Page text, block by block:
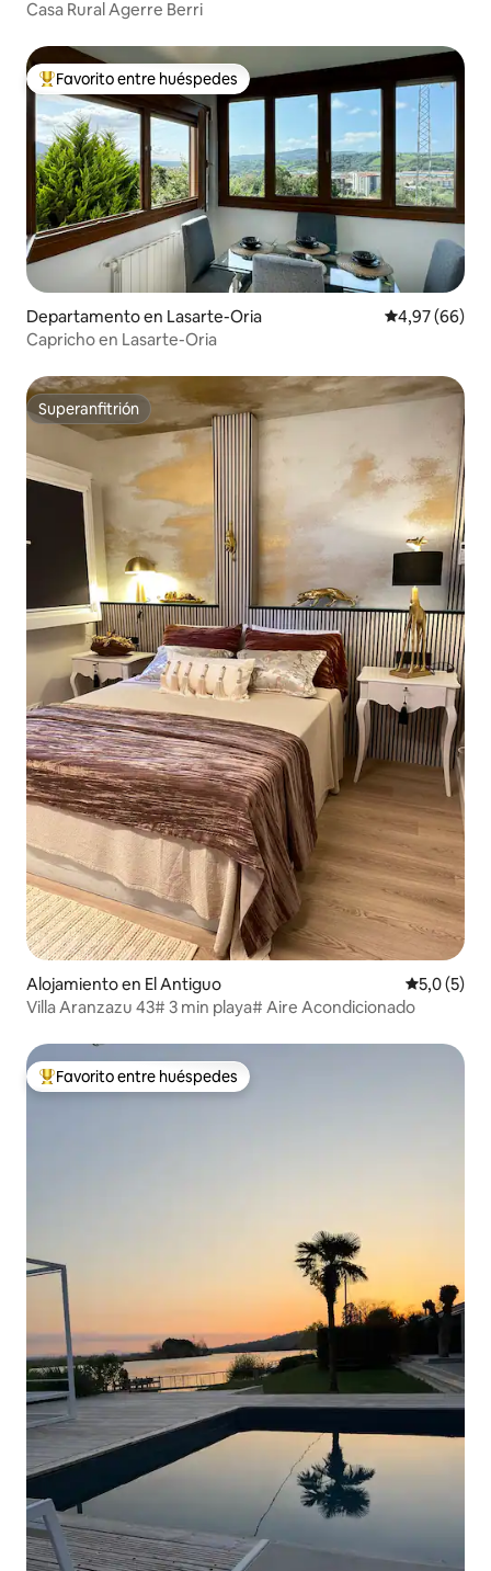
Casa Rural Agerre Berri
Favorito entre los huéspedes más destacados
Favorito entre huéspedes
Departamento en Lasarte-Oria Calificación
4,97 (66)
Capricho en Lasarte-Oria
Superanfitrión
Superanfitrión
Alojamiento en El Antiguo
5,0 (5)
Villa Aranzazu 43# 3 min playa# Aire Acondicionado
Favorito entre los huéspedes más destacados
Favorito entre huéspedes